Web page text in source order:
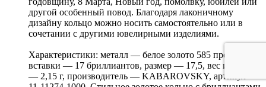
другой особенный повод. Благодаря лаконичному
дизайну кольцо можно носить самостоятельно или в
сочетании с другими ювелирными изделиями.
Характеристики: металл — белое золото 585 пробы,
вставки — 17 бриллиантов, размер — 17,5, вес изделия
— 2,15 г, производитель — KABAROVSKY, артикул —